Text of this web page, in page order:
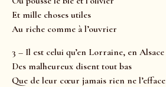
Et mille choses utiles
Au riche comme à l’ouvrier
3 – Il est celui qu’en Lorraine, en Alsace
Des malheureux disent tout bas
Que de leur cœur jamais rien ne l’efface